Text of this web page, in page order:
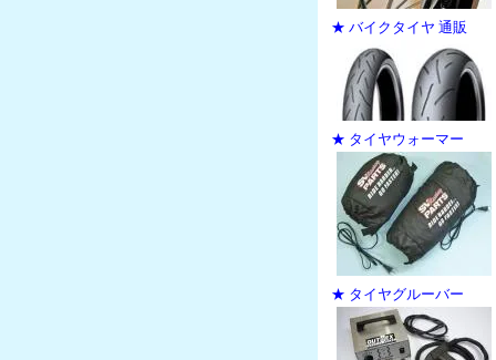
★ バイクタイヤ 通販
★ タイヤウォーマー
★ タイヤグルーバー